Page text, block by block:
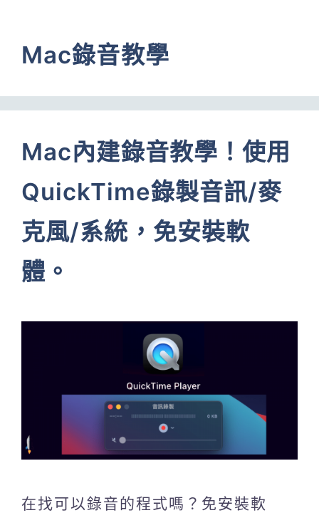
Mac錄音教學
Mac內建錄音教學！使用
QuickTime錄製音訊/麥
克風/系統，免安裝軟
體。
在找可以錄音的程式嗎？免安裝軟